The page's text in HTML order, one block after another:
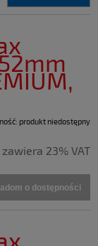
produkt niedostępny
zawiera 23% VAT
o dostępności